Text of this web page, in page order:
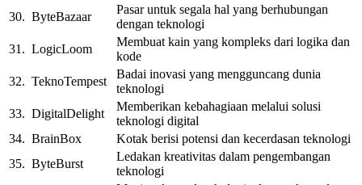
30. ByteBazaar
Pasar untuk segala hal yang berhubungan
dengan teknologi
31. LogicLoom
Membuat kain yang kompleks dari logika dan
kode
32. TeknoTempest
Badai inovasi yang mengguncang dunia
teknologi
33. DigitalDelight
Memberikan kebahagiaan melalui solusi
teknologi digital
34. BrainBox
Kotak berisi potensi dan kecerdasan teknologi
35. ByteBurst
Ledakan kreativitas dalam pengembangan
teknologi